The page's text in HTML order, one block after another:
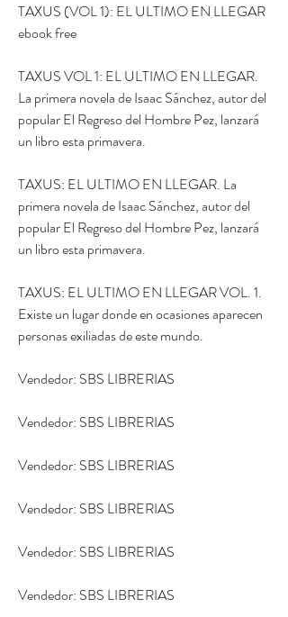
TAXUS (VOL 1): EL ULTIMO EN LLEGAR
ebook free
TAXUS VOL 1: EL ULTIMO EN LLEGAR.
La primera novela de Isaac Sánchez, autor del
popular El Regreso del Hombre Pez, lanzará
un libro esta primavera.
TAXUS: EL ULTIMO EN LLEGAR. La
primera novela de Isaac Sánchez, autor del
popular El Regreso del Hombre Pez, lanzará
un libro esta primavera.
TAXUS: EL ULTIMO EN LLEGAR VOL. 1.
Existe un lugar donde en ocasiones aparecen
personas exiliadas de este mundo.
Vendedor: SBS LIBRERIAS
Vendedor: SBS LIBRERIAS
Vendedor: SBS LIBRERIAS
Vendedor: SBS LIBRERIAS
Vendedor: SBS LIBRERIAS
Vendedor: SBS LIBRERIAS